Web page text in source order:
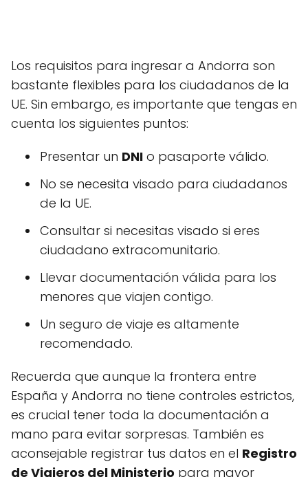
Los requisitos para ingresar a Andorra son
bastante flexibles para los ciudadanos de la
UE. Sin embargo, es importante que tengas en
cuenta los siguientes puntos:
Presentar un DNI o pasaporte válido.
No se necesita visado para ciudadanos
de la UE.
Consultar si necesitas visado si eres
ciudadano extracomunitario.
Llevar documentación válida para los
menores que viajen contigo.
Un seguro de viaje es altamente
recomendado.
Recuerda que aunque la frontera entre
España y Andorra no tiene controles estrictos,
es crucial tener toda la documentación a
mano para evitar sorpresas. También es
aconsejable registrar tus datos en el Registro
de Viajeros del Ministerio para mayor